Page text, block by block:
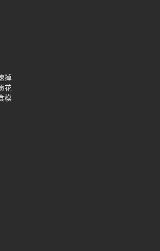
掉
花
模